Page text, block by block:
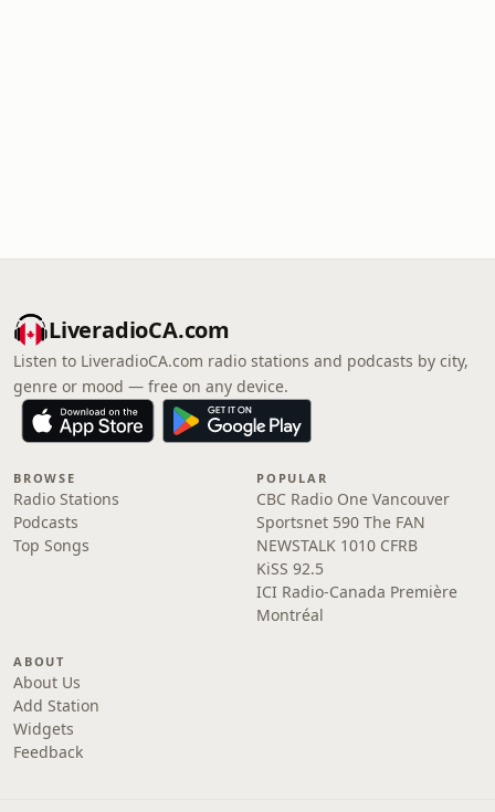
LiveradioCA.com
Listen to LiveradioCA.com radio stations and podcasts by city,
genre or mood — free on any device.
BROWSE
Radio Stations
Podcasts
Top Songs
POPULAR
CBC Radio One Vancouver
Sportsnet 590 The FAN
NEWSTALK 1010 CFRB
KiSS 92.5
ICI Radio-Canada Première
Montréal
ABOUT
About Us
Add Station
Widgets
Feedback